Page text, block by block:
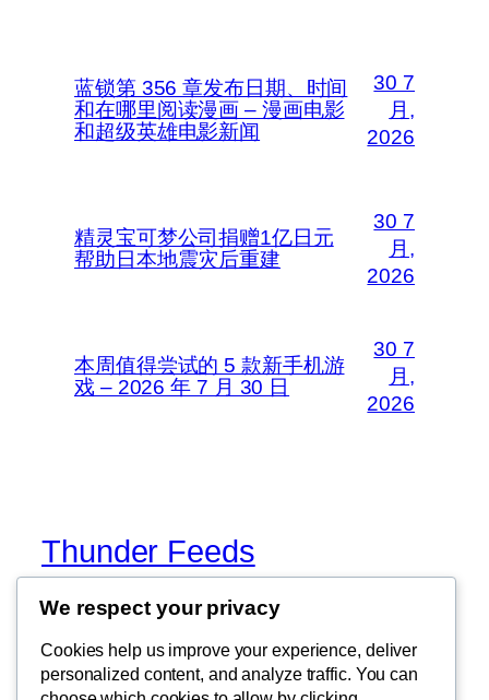
蓝锁第 356 章发布日期、时间
和在哪里阅读漫画 – 漫画电影
和超级英雄电影新闻
30 7
月,
2026
精灵宝可梦公司捐赠1亿日元
帮助日本地震灾后重建
30 7
月,
2026
本周值得尝试的 5 款新手机游
戏 – 2026 年 7 月 30 日
30 7
月,
2026
Thunder Feeds
你最喜欢的电子游戏和攻略杂志
We respect your privacy
Cookies help us improve your experience, deliver
personalized content, and analyze traffic. You can